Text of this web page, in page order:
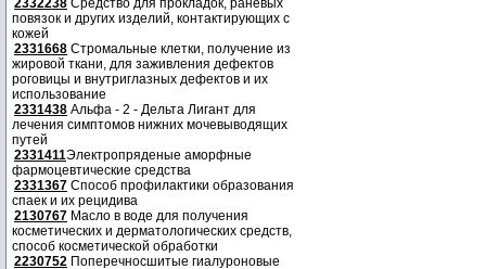
2332238 Средство для прокладок, раневых
повязок и других изделий, контактирующих с
кожей
2331668 Стромальные клетки, получение из
жировой ткани, для заживления дефектов
роговицы и внутриглазных дефектов и их
использование
2331438 Альфа - 2 - Дельта Лигант для
лечения симптомов нижних мочевыводящих
путей
2331411Электропряденые аморфные
фармоцевтические средства
2331367 Способ профилактики образования
спаек и их рецидива
2130767 Масло в воде для получения
косметических и дерматологических средств,
способ косметической обработки
2230752 Поперечносшитые гиалуроновые